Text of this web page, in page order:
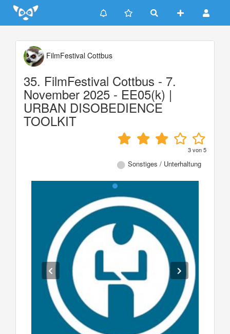
Update cookies preferences
FilmFestival Cottbus
35. FilmFestival Cottbus - 7.
November 2025 - EE05(k) |
URBAN DISOBEDIENCE
TOOLKIT
3von5
Sonstiges / Unterhaltung